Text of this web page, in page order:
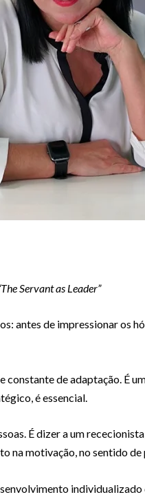
Servant as Leader”
antes de impressionar os
de adaptação. É
é essencial.
É dizer a um
na motivação, no sentido de